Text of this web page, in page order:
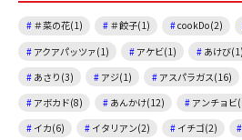
＃菜の花(1) ＃餃子(1) cookDo(2)
アクアパッツァ(1)
アケビ(1) あけび(1)
あさり(3)
アジ(1) アスパラガス(16)
アボカド(8)
あんかけ(12) アンチョビ
イカ(6)
イタリアン(2) イチゴ(2)